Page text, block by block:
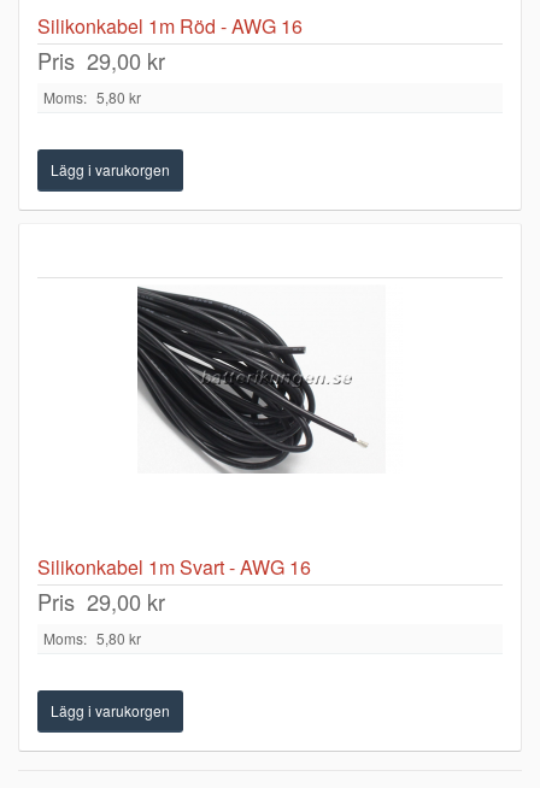
Silikonkabel 1m Röd - AWG 16
Pris 29,00 kr
Moms: 5,80 kr
Silikonkabel 1m Svart - AWG 16
Pris 29,00 kr
Moms: 5,80 kr